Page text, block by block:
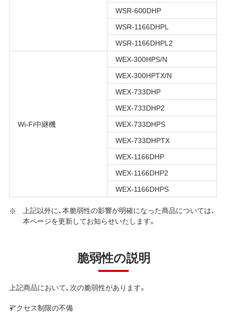
WSR-600DHP
WSR-1166DHPL
WSR-1166DHPL2
Wi-Fi中継機
WEX-300HPS/N
WEX-300HPTX/N
WEX-733DHP
WEX-733DHP2
WEX-733DHPS
WEX-733DHPTX
WEX-1166DHP
WEX-1166DHP2
WEX-1166DHPS
上記以外に、本脆弱性の影響が明確になった商品については、
本ページを更新してお知らせいたします。
脆弱性の説明
上記商品において、次の脆弱性があります。
アクセス制限の不備